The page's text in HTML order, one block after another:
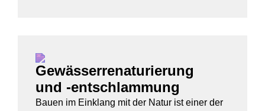
Gewässerrenaturierung
und -entschlammung
Bauen im Einklang mit der Natur ist einer der